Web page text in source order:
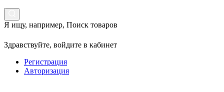
Я ищу, например, Поиск товаров
Здравствуйте, войдите в кабинет
Регистрация
Авторизация